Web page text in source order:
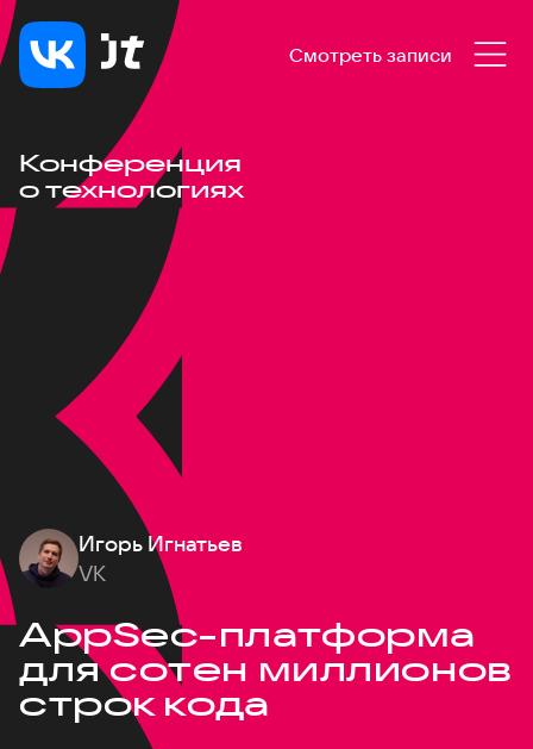
Смотреть записи
Конференция
о технологиях
Игорь Игнатьев
VK
AppSec-платформа
для сотен миллионов
строк кода